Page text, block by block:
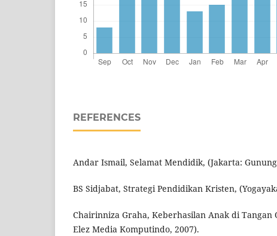
REFERENCES
Andar Ismail, Selamat Mendidik, (Jakarta:
BS Sidjabat, Strategi Pendidikan Kristen,
Chairinniza Graha, Keberhasilan Anak di Tangan
Elez Media Komputindo, 2007).